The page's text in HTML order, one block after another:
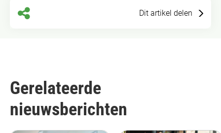
Dit artikel delen
Gerelateerde
nieuwsberichten